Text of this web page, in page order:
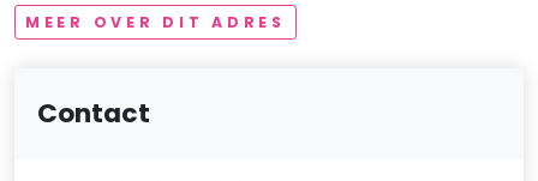
MEER OVER DIT ADRES
Contact